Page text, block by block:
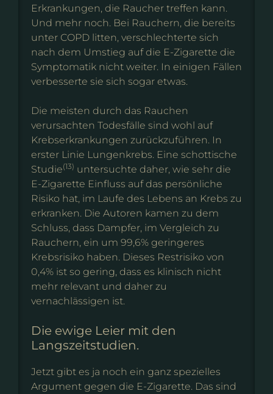
Erkrankungen, die Raucher treffen kann.
Und mehr noch. Bei Rauchern, die bereits
unter COPD litten, verschlechterte sich
nach dem Umstieg auf die E-Zigarette die
Symptomatik nicht weiter. In einigen Fällen
verbesserte sie sich sogar etwas.
Die meisten durch das Rauchen
verursachten Todesfälle sind wohl auf
Krebserkrankungen zurückzuführen. In
erster Linie Lungenkrebs. Eine schottische
Studie(13) untersuchte daher, wie sehr die
E-Zigarette Einfluss auf das persönliche
Risiko hat, im Laufe des Lebens an Krebs zu
erkranken. Die Autoren kamen zu dem
Schluss, dass Dampfer, im Vergleich zu
Rauchern, ein um 99,6% geringeres
Krebsrisiko haben. Dieses Restrisiko von
0,4% ist so gering, dass es klinisch nicht
mehr relevant und daher zu
vernachlässigen ist.
Die ewige Leier mit den
Langszeitstudien.
Jetzt gibt es ja noch ein ganz spezielles
Argument gegen die E-Zigarette. Das sind